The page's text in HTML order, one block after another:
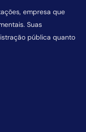
empresa que
Suas
pública quanto